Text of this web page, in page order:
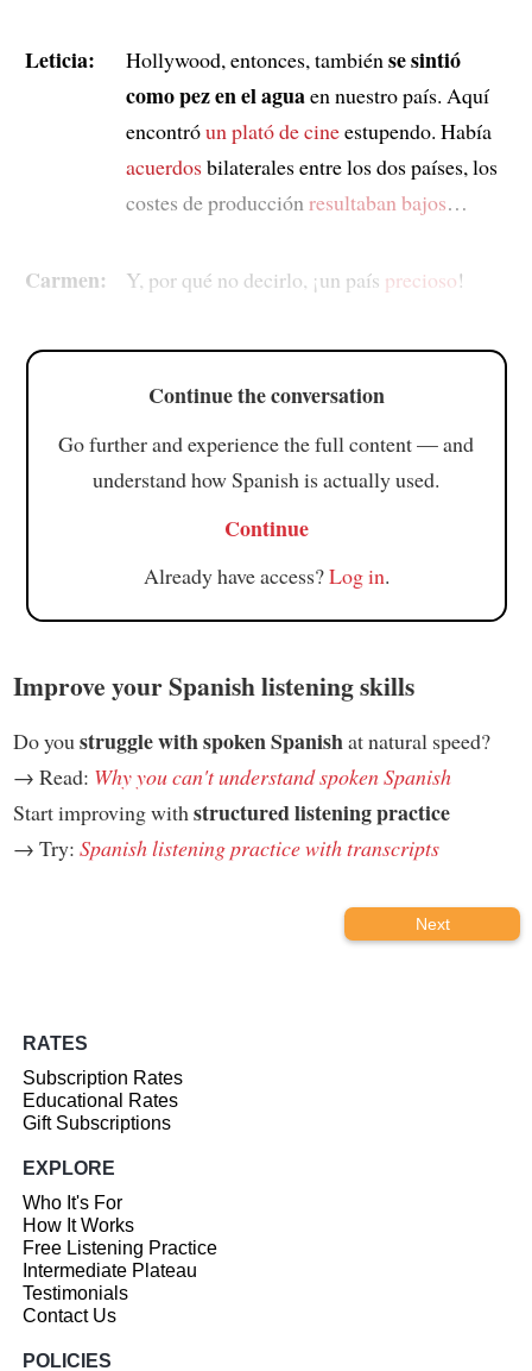
Leticia: Hollywood, entonces, también se sintió
como pez en el aguaen nuestro país. Aquí
encontróun plató de cineestupendo. Había
acuerdosbilaterales entre los dos países, los
costes de producción resultaban bajos…
Carmen: Y, por qué no decirlo, ¡un país precioso!
Continue the conversation
Go further and experience the full content — and
understand how Spanish is actually used.
Continue
Already have access?Log in.
Improve your Spanish listening skills
Do you struggle with spoken Spanishat natural speed?
→ Read: Why you can't understand spoken Spanish
Start improving with structured listening practice
→ Try: Spanish listening practice with transcripts
Next
RATES
Subscription Rates
Educational Rates
Gift Subscriptions
EXPLORE
Who It's For
How It Works
Free Listening Practice
Intermediate Plateau
Testimonials
Contact Us
POLICIES